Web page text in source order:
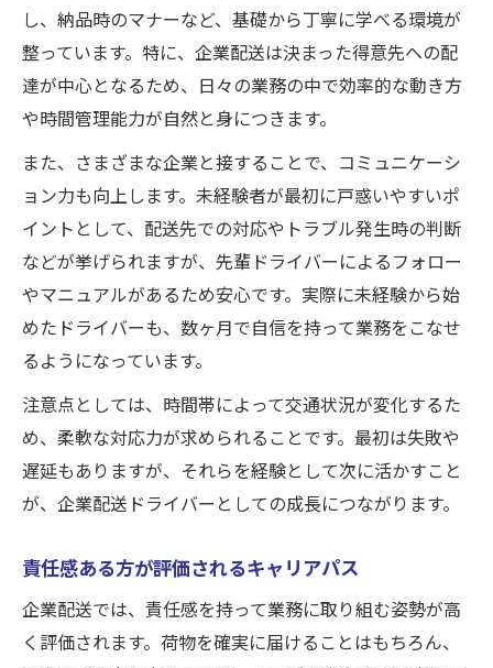
し、納品時のマナーなど、基礎から丁寧に学べる環境が
整っています。特に、企業配送は決まった得意先への配
達が中心となるため、日々の業務の中で効率的な動き方
や時間管理能力が自然と身につきます。
また、さまざまな企業と接することで、コミュニケーシ
ョン力も向上します。未経験者が最初に戸惑いやすいポ
イントとして、配送先での対応やトラブル発生時の判断
などが挙げられますが、先輩ドライバーによるフォロー
やマニュアルがあるため安心です。実際に未経験から始
めたドライバーも、数ヶ月で自信を持って業務をこなせ
るようになっています。
注意点としては、時間帯によって交通状況が変化するた
め、柔軟な対応力が求められることです。最初は失敗や
遅延もありますが、それらを経験として次に活かすこと
が、企業配送ドライバーとしての成長につながります。
責任感ある方が評価されるキャリアパス
企業配送では、責任感を持って業務に取り組む姿勢が高
く評価されます。荷物を確実に届けることはもちろん、